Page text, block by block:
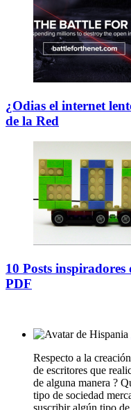
¿Odias el internet
de la Red
10 Posts
PDF
Respecto a la
de escritores que
de alguna manera ?
tipo de sociedad
suscribir algún tipo